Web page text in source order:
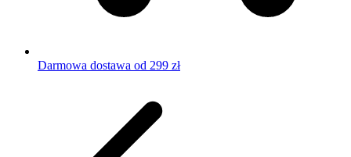
Darmowa dostawa od 299 zł